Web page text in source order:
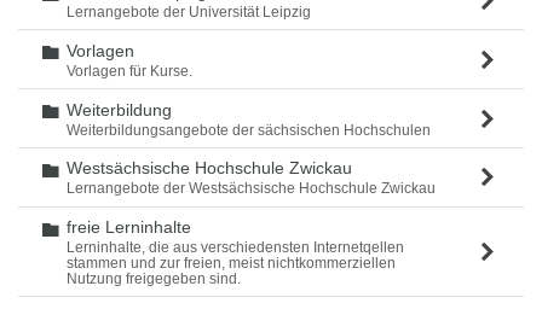
Lernangebote der Universität Leipzig
Ordner
Vorlagen
Vorlagen für Kurse.
Ordner
Weiterbildung
Weiterbildungsangebote der sächsischen Hochschulen
Ordner
Westsächsische Hochschule Zwickau
Lernangebote der Westsächsische Hochschule Zwickau
Ordner
freie Lerninhalte
Lerninhalte, die aus verschiedensten Internetqellen
stammen und zur freien, meist nichtkommerziellen
Nutzung freigegeben sind.